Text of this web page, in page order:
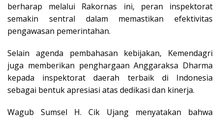
berharap melalui Rakornas ini, peran inspektorat
semakin sentral dalam memastikan efektivitas
pengawasan pemerintahan.
Selain agenda pembahasan kebijakan, Kemendagri
juga memberikan penghargaan Anggaraksa Dharma
kepada inspektorat daerah terbaik di Indonesia
sebagai bentuk apresiasi atas dedikasi dan kinerja.
Wagub Sumsel H. Cik Ujang menyatakan bahwa